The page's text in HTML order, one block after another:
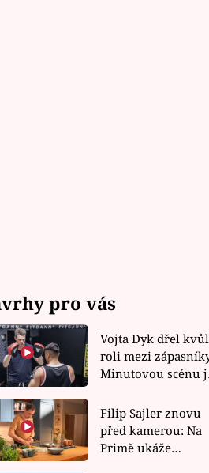
pro vás
Vojta Dyk dřel
roli mezi
Minutovou scénu
Filip Sajler znovu
před kamerou: Na
Primě ukáže